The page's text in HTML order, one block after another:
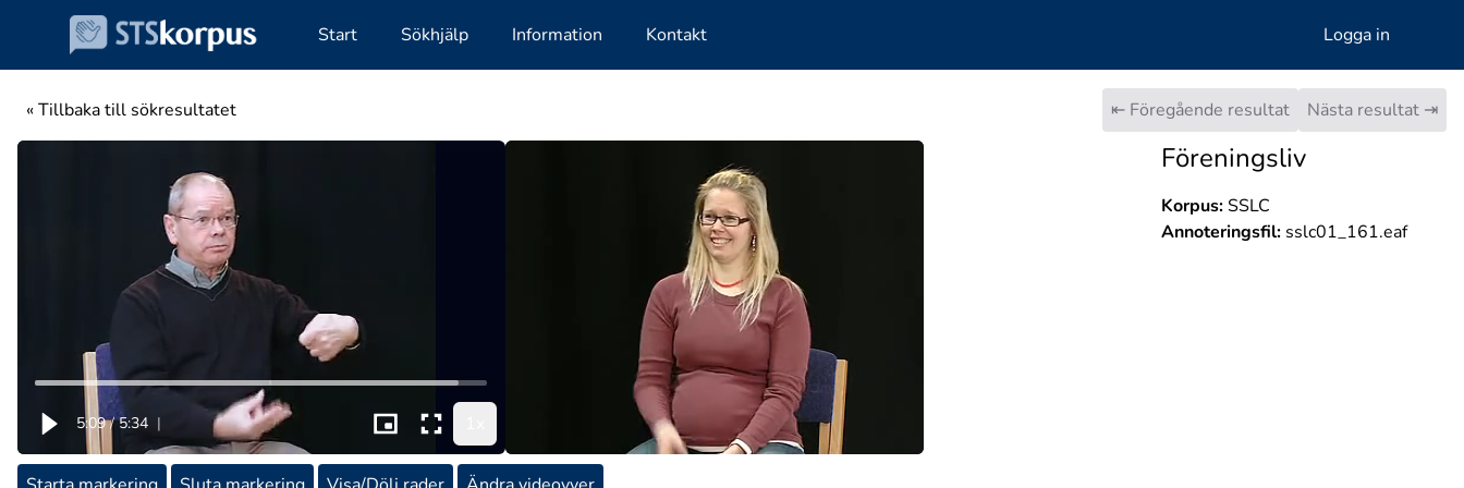
Start Sökhjälp Information Kontakt Logga in
« Tillbaka till sökresultatet ⇤ Föregående resultat Nästa resultat ⇥
5:09 / 5:34 |
Föreningsliv
Korpus:SSLC
Annoteringsfil:sslc01_161.eaf